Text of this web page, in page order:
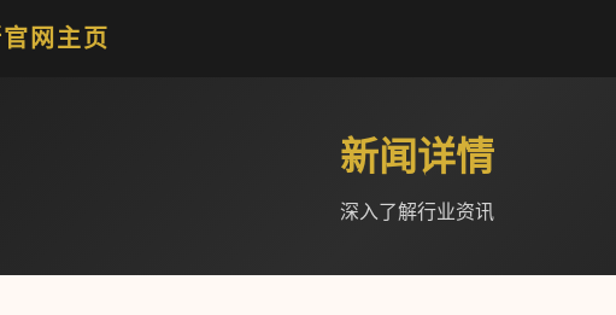
网主页
新闻详情
深入了解行业资讯